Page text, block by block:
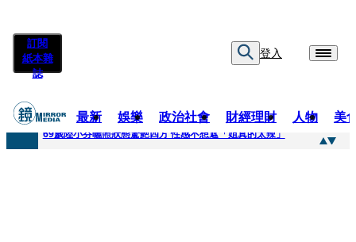
訂閱
紙本雜
誌
登入
最新 娛樂 政治社會 財經理財 人物 美
快訊
69歲陸小芬曬照狀態驚艷四方 性感不想遮「姐真的太辣」